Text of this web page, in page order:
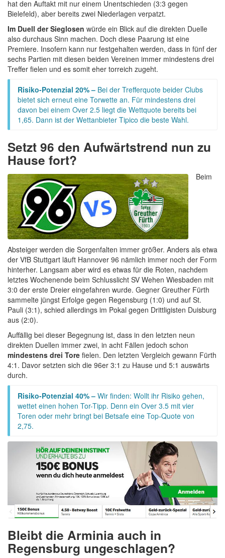
hat den Auftakt mit nur einem Unentschieden (3:3 gegen
Bielefeld), aber bereits zwei Niederlagen verpatzt.
Im Duell der Sieglosen würde ein Blick auf die direkten Duelle
also durchaus Sinn machen. Doch diese Paarung ist eine
Premiere. Insofern kann nur festgehalten werden, dass in fünf der
sechs Partien mit diesen beiden Vereinen immer mindestens drei
Treffer fielen und es somit eher torreich zugeht.
Risiko-Potenzial 20% – Bei der Trefferquote beider Clubs
bietet sich erneut eine Torwette an. Für mindestens drei
davon bei einem Over 2.5 liegt die Wettquote bereits bei
1,65. Dann ist der Wettanbieter Tipico die beste Wahl.
Setzt 96 den Aufwärtstrend nun zu
Hause fort?
Beim
Absteiger werden die Sorgenfalten immer größer. Anders als etwa
der VfB Stuttgart läuft Hannover 96 nämlich immer noch der Form
hinterher. Langsam aber wird es etwas für die Roten, nachdem
letztes Wochenende beim Schlusslicht SV Wehen Wiesbaden mit
3:0 der erste Dreier eingefahren wurde. Gegner Greuther Fürth
sammelte jüngst Erfolge gegen Regensburg (1:0) und auf St.
Pauli (3:1), schied allerdings im Pokal gegen Drittligisten Duisburg
aus (2:0).
Auffällig bei dieser Begegnung ist, dass in den letzten neun
direkten Duellen immer zwei, in acht Fällen jedoch schon
mindestens drei Tore fielen. Den letzten Vergleich gewann Fürth
4:1. Davor setzten sich die 96er 3:1 zu Hause und 5:1 auswärts
durch.
Risiko-Potenzial 40% – Wir finden: Wollt ihr Risiko gehen,
wettet einen hohen Tor-Tipp. Denn ein Over 3.5 mit vier
Toren oder mehr bringt bei Betsafe eine Top-Quote von
2,75.
Bleibt die Arminia auch in
Regensburg ungeschlagen?